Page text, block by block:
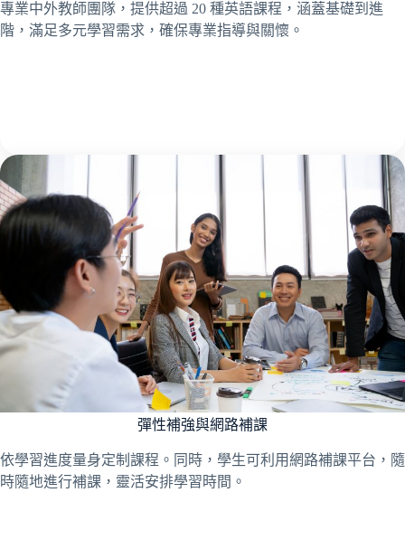
專業中外教師團隊，提供超過 20 種英語課程，涵蓋基礎到進
階，滿足多元學習需求，確保專業指導與關懷。
彈性補強與網路補課
依學習進度量身定制課程。同時，學生可利用網路補課平台，隨
時隨地進行補課，靈活安排學習時間。